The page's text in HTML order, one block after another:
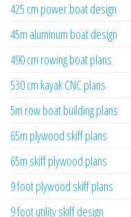
425 cm power boat design
45m aluminum boat design
490 cm rowing boat plans
530 cm kayak CNC plans
5m row boat building plans
65m plywood skiff plans
65m skiff plywood plans
9 foot plywood skiff plans
9 foot utility skiff design